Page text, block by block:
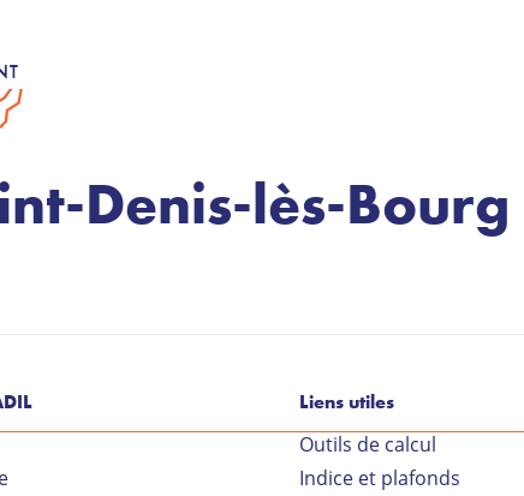
Denis-lès-Bourg
Liens utiles
Outils de calcul
Indice et plafonds